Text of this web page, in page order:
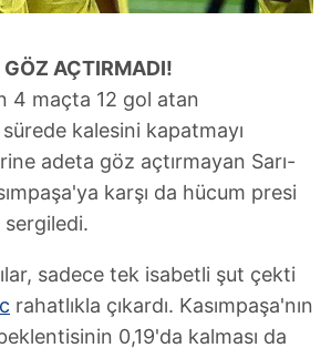
Korunması Kanunu uyarınca
olarak kullanılan çerezlerle ilgili bilgi
.
GÖZ AÇTIRMADI!
4 maçta 12 gol atan
kalesini kapatmayı
adeta göz açtırmayan Sarı-
karşı da hücum presi
sadece tek isabetli şut çekti
rahatlıkla çıkardı. Kasımpaşa'nın
0,19'da kalması da